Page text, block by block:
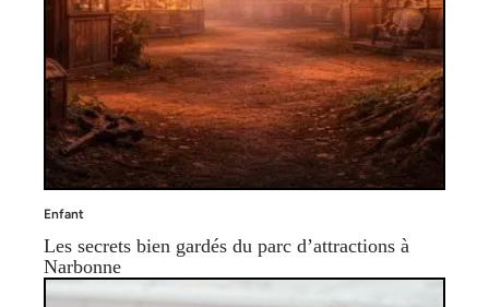
Enfant
Les secrets bien gardés du parc d’attractions à
Narbonne